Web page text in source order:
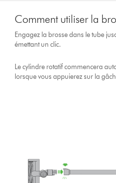
Comment utiliser la
Engagez la brosse dans le tube
émettant un clic.
Le cylindre rotatif commencera
lorsque vous appuierez sur la